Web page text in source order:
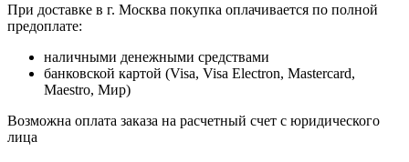
При доставке в г. Москва покупка оплачивается по полной
предоплате:
наличными денежными средствами
банковской картой (Visa, Visa Electron, Mastercard,
Maestro, Мир)
Возможна оплата заказа на расчетный счет с юридического
лица